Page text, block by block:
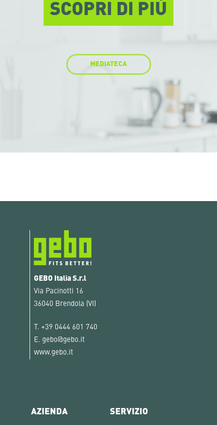
SCOPRI DI PIÙ
MEDIATECA
GEBO Italia S.r.l
Via Pacinotti 16
36040 Brendola (VI)
T. +39 0444 601 740
E. gebo@gebo.it
www.gebo.it
AZIENDA SERVIZIO